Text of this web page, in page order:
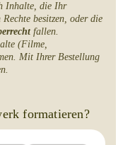
Inhalte, die Ihr
besitzen, oder die
fallen.
(Filme,
Mit Ihrer Bestellung
formatieren?